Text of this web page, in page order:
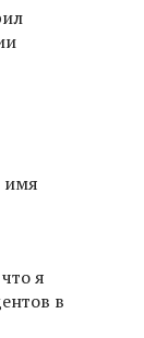
имя
я
в